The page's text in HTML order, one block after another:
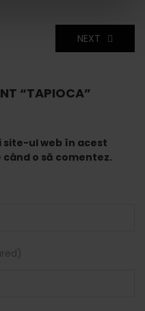
NEXT
“TAPIOCA”
site-ul web în acest
o să comentez.